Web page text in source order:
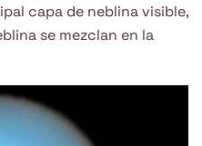
capa de neblina visible,
se mezclan en la